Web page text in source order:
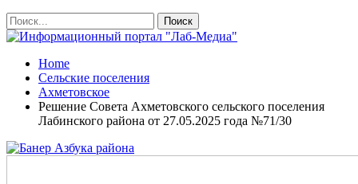
Home
Сельские поселения
Ахметовское
Решение Совета Ахметовского сельского поселения
Лабинского района от 27.05.2025 года №71/30